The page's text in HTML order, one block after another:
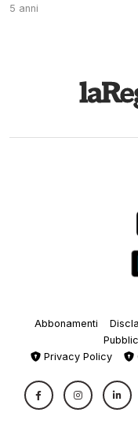
5 anni
Abbonamenti
Privacy Policy